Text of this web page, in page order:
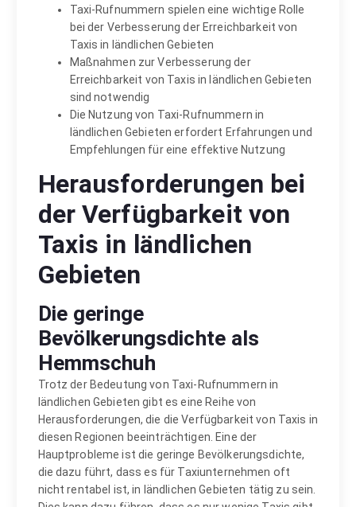
Taxi-Rufnummern spielen eine wichtige Rolle
bei der Verbesserung der Erreichbarkeit von
Taxis in ländlichen Gebieten
Maßnahmen zur Verbesserung der
Erreichbarkeit von Taxis in ländlichen Gebieten
sind notwendig
Die Nutzung von Taxi-Rufnummern in
ländlichen Gebieten erfordert Erfahrungen und
Empfehlungen für eine effektive Nutzung
Herausforderungen bei
der Verfügbarkeit von
Taxis in ländlichen
Gebieten
Die geringe
Bevölkerungsdichte als
Hemmschuh
Trotz der Bedeutung von Taxi-Rufnummern in
ländlichen Gebieten gibt es eine Reihe von
Herausforderungen, die die Verfügbarkeit von Taxis in
diesen Regionen beeinträchtigen. Eine der
Hauptprobleme ist die geringe Bevölkerungsdichte,
die dazu führt, dass es für Taxiunternehmen oft
nicht rentabel ist, in ländlichen Gebieten tätig zu sein.